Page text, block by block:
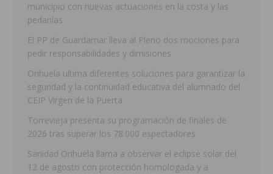
municipio con nuevas actuaciones en la costa y las
pedanías
El PP de Guardamar lleva al Pleno dos mociones para
pedir responsabilidades y dimisiones
Orihuela ultima diferentes soluciones para garantizar la
seguridad y la continuidad educativa del alumnado del
CEIP Virgen de la Puerta
Torrevieja presenta su programación de finales de
2026 tras superar los 78.000 espectadores
Sanidad Orihuela llama a observar el eclipse solar del
12 de agosto con protección homologada y a